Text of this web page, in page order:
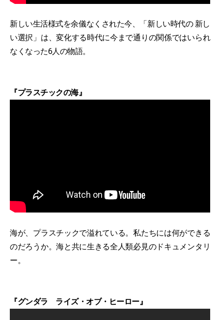
新しい生活様式を余儀なくされた今、「新しい時代の 新し
い選択」は、変化する時代に今まで通りの関係ではいられ
なくなった6人の物語。
『プラスチックの海』
海が、プラスチックで溢れている。私たちには何ができる
のだろうか。海と共に生きる全人類必見のドキュメンタリ
ー。
『グンダラ ライズ・オブ・ヒーロー』